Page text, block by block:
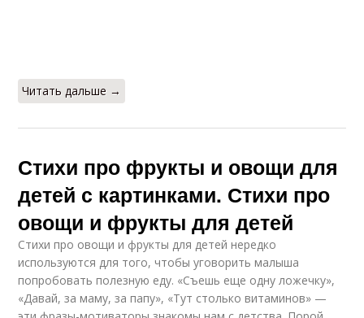
Читать дальше →
Стихи про фрукты и овощи для
детей с картинками. Стихи про
овощи и фрукты для детей
Стихи про овощи и фрукты для детей нередко
используются для того, чтобы уговорить малыша
попробовать полезную еду. «Съешь еще одну ложечку»,
«Давай, за маму, за папу», «Тут столько витаминов» —